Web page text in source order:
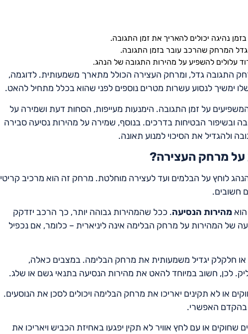
נהיגה יכולים להאריך את זמן התגובה.
המרחק שהרכב עובר בזמן התגובה.
עלולים להשפיע על מהירות התגובה של הנהג.
התגובה גדל, ומרחק העצירה הכולל מתארך משמעותית. לדוגמה,
ימשיך לנסוע עשרות מטרים נוספים לפני שהוא בכלל מתחיל להאט.
על זמן התגובה. הימנעות מעייפות, הסחות דעת ושמירה על
ובשיפור הבטיחות בדרכים. בנוסף, שמירה על מהירות נסיעה סבירה
ולהגדיל את הסיכוי למנוע תאונה.
על מרחק העצירה?
לוחץ על הבלמים ועד לעצירה מוחלטת. מרחק זה הוא מרכיב קריטי
חשובים.
מהירות הנסיעה. ככל שהמהירות גבוהה יותר, כך הרכב יזדקק
של המהירות על מרחק הבלימה אינה ליניארית – כלומר, אם נכפיל
או חלקלק יגדיל משמעותית את מרחק הבלימה. במצבים כאלה,
לכן, חשוב במיוחד להאט את מהירות הנסיעה בתנאי גשם או שלג.
או לא תקינים יאריכו את מרחק הבלימה ויכולים לסכן את הנוסעים.
בהקדם האפשרי.
או עם לחץ אוויר לא תקין יפגעו באחיזת הכביש ויאריכו את